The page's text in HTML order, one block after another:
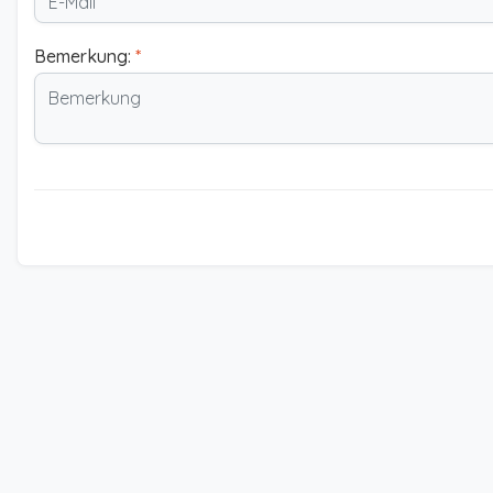
Bemerkung: *